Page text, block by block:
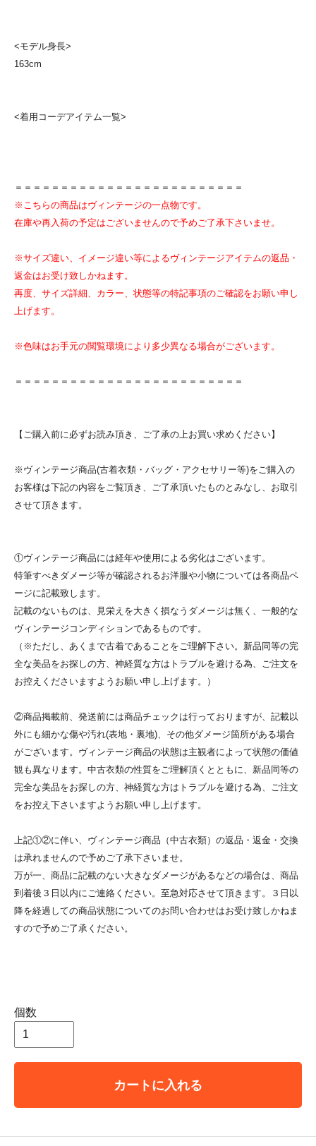
<モデル身長>
163cm
<着用コーデアイテム一覧>
＝＝＝＝＝＝＝＝＝＝＝＝＝＝＝＝＝＝＝＝＝＝＝＝＝
※こちらの商品はヴィンテージの一点物です。
在庫や再入荷の予定はございませんので予めご了承下さいませ。
※サイズ違い、イメージ違い等によるヴィンテージアイテムの返品・
返金はお受け致しかねます。
再度、サイズ詳細、カラー、状態等の特記事項のご確認をお願い申し
上げます。
※色味はお手元の閲覧環境により多少異なる場合がございます。
＝＝＝＝＝＝＝＝＝＝＝＝＝＝＝＝＝＝＝＝＝＝＝＝＝
【ご購入前に必ずお読み頂き、ご了承の上お買い求めください】
※ヴィンテージ商品(古着衣類・バッグ・アクセサリー等)をご購入の
お客様は下記の内容をご覧頂き、ご了承頂いたものとみなし、お取引
させて頂きます。
①ヴィンテージ商品には経年や使用による劣化はございます。
特筆すべきダメージ等が確認されるお洋服や小物については各商品ペ
ージに記載致します。
記載のないものは、見栄えを大きく損なうダメージは無く、一般的な
ヴィンテージコンディションであるものです。
（※ただし、あくまで古着であることをご理解下さい。新品同等の完
全な美品をお探しの方、神経質な方はトラブルを避ける為、ご注文を
お控えくださいますようお願い申し上げます。）
②商品掲載前、発送前には商品チェックは行っておりますが、記載以
外にも細かな傷や汚れ(表地・裏地)、その他ダメージ箇所がある場合
がございます。ヴィンテージ商品の状態は主観者によって状態の価値
観も異なります。中古衣類の性質をご理解頂くとともに、新品同等の
完全な美品をお探しの方、神経質な方はトラブルを避ける為、ご注文
をお控え下さいますようお願い申し上げます。
上記①②に伴い、ヴィンテージ商品（中古衣類）の返品・返金・交換
は承れませんので予めご了承下さいませ。
万が一、商品に記載のない大きなダメージがあるなどの場合は、商品
到着後３日以内にご連絡ください。至急対応させて頂きます。３日以
降を経過しての商品状態についてのお問い合わせはお受け致しかねま
すので予めご了承ください。
個数
カートに入れる